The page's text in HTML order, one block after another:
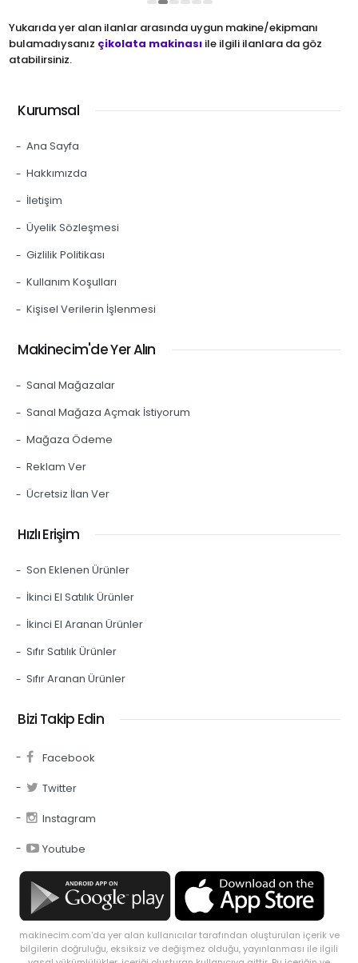
Yukarıda yer alan ilanlar arasında uygun makine/ekipmanı
bulamadıysanız çikolata makinası ile ilgili ilanlara da göz
atabilirsiniz.
Kurumsal
Ana Sayfa
Hakkımızda
İletişim
Üyelik Sözleşmesi
Gizlilik Politikası
Kullanım Koşulları
Kişisel Verilerin İşlenmesi
Makinecim'de Yer Alın
Sanal Mağazalar
Sanal Mağaza Açmak İstiyorum
Mağaza Ödeme
Reklam Ver
Ücretsiz İlan Ver
Hızlı Erişim
Son Eklenen Ürünler
İkinci El Satılık Ürünler
İkinci El Aranan Ürünler
Sıfır Satılık Ürünler
Sıfır Aranan Ürünler
Bizi Takip Edin
Facebook
Twitter
Instagram
Youtube
makinecim.com'da yer alan kullanıcılar tarafından oluşturulan içerik ve
bilgilerin doğruluğu, eksiksiz ve değişmez olduğu, yayınlanması ile ilgili